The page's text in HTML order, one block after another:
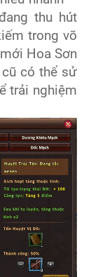
thu hút
trong võ
Hoa Sơn
có thể sử
trải nghiệm